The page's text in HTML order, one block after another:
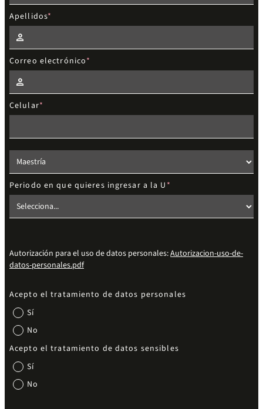
Apellidos
Correo electrónico
Celular
Elige el nivel de estudios
Periodo en que quieres ingresar a la U
Autorización para el uso de datos personales:Autorizacion-uso-de-
datos-personales.pdf
Acepto el tratamiento de datos personales
Sí
No
Acepto el tratamiento de datos sensibles
Sí
No